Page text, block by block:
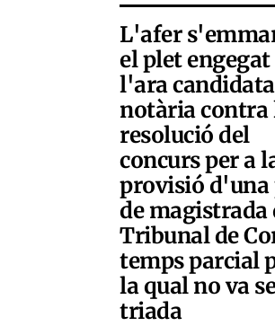
L'afer
el plet
l'ara
notària contra
resolució del
concurs per a
provisió d'una
de magistrada
Tribunal de
temps parcial
la qual no va
triada